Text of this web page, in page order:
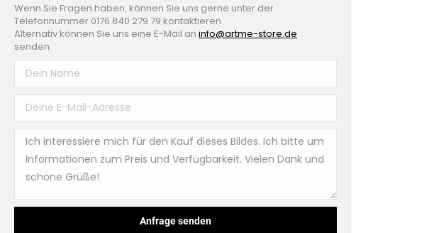
Wenn Sie Fragen haben, können Sie uns gerne unter der
Telefonnummer 0176 840 279 79 kontaktieren.
Alternativ können Sie uns eine E-Mail an info@artme-store.de
senden.